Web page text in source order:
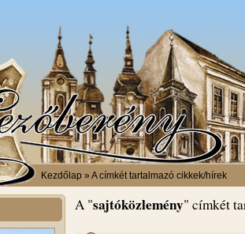
Kezdőlap » A címkét tartalmazó cikkek/hírek
A "sajtóközlemény" címkét